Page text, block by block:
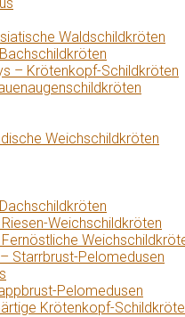
Waldschildkröten
– Krötenkopf-Schildkröten
Weichschildkröten
Weichschildkröten
Starrbrust-Pelomedusen
Pelomedusen
Krötenkopf-